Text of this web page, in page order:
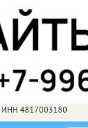
ИНН 4817003180